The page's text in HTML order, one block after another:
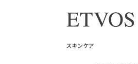
スキンケア